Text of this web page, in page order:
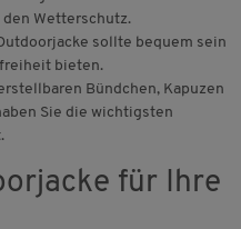
Wetterschutz.
sollte bequem sein
bieten.
Bündchen, Kapuzen
Sie die wichtigsten
für Ihre